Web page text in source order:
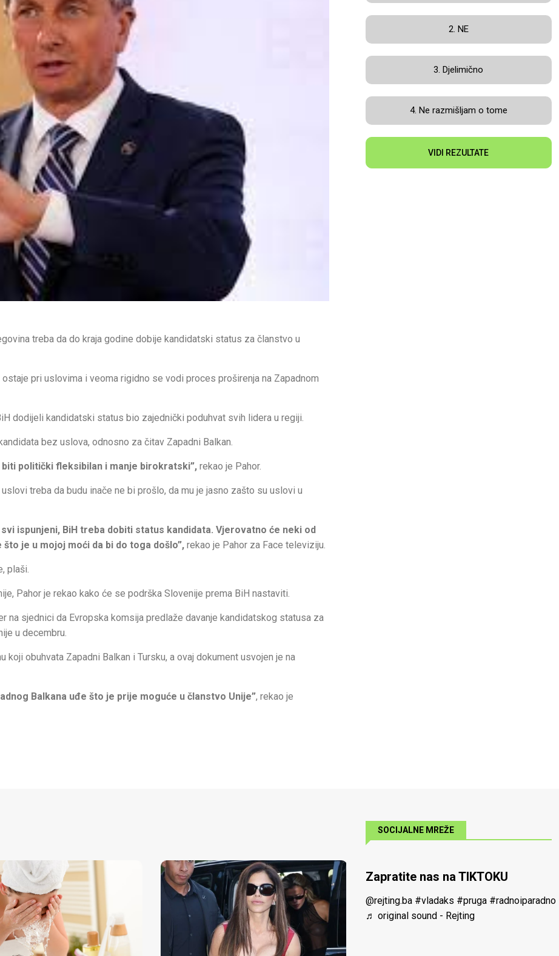
treba da do kraja godine dobije kandidatski status za članstvo u
pri uslovima i veoma rigidno se vodi proces proširenja na Zapadnom
dodijeli kandidatski status bio zajednički poduhvat svih lidera u regiji.
bez uslova, odnosno za čitav Zapadni Balkan.
politički fleksibilan i manje birokratski”, rekao je Pahor.
treba da budu inače ne bi prošlo, da mu je jasno zašto su uslovi u
ispunjeni, BiH treba dobiti status kandidata. Vjerovatno će neki od
je u mojoj moći da bi do toga došlo”, rekao je Pahor za Face televiziju.
plaši.
Pahor je rekao kako će se podrška Slovenije prema BiH nastaviti.
na sjednici da Evropska komsija predlaže davanje kandidatskog statusa za
u decembru.
obuhvata Zapadni Balkan i Tursku, a ovaj dokument usvojen je na
Balkana uđe što je prije moguće u članstvo Unije”, rekao je
2. NE
3. Djelimično
4. Ne razmišljam o tome
VIDI REZULTATE
SOCIJALNE MREŽE
Zapratite nas na TIKTOKU
@rejting.ba #vladaks #pruga #radnoiparadno
♬ original sound - Rejting